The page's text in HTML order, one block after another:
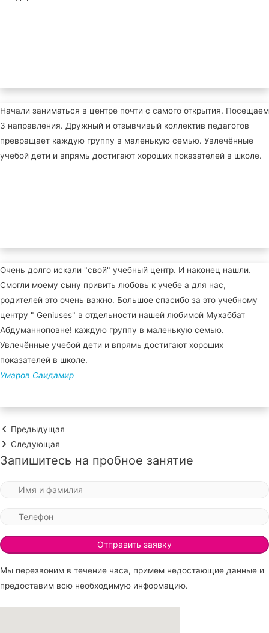
Начали заниматься в центре почти с самого открытия. Посещаем
3 направления. Дружный и отзывчивый коллектив педагогов
превращает каждую группу в маленькую семью. Увлечённые
учебой дети и впрямь достигают хороших показателей в школе.
Очень долго искали "свой" учебный центр. И наконец нашли.
Смогли моему сыну привить любовь к учебе а для нас,
родителей это очень важно. Большое спасибо за это учебному
центру " Geniuses" в отдельности нашей любимой Мухаббат
Абдуманноповне! каждую группу в маленькую семью.
Увлечённые учебой дети и впрямь достигают хороших
показателей в школе.
Умаров Саидамир
Предыдущая
Следующая
Запишитесь на пробное занятие
Мы перезвоним в течение часа, примем недостающие данные и
предоставим всю необходимую информацию.